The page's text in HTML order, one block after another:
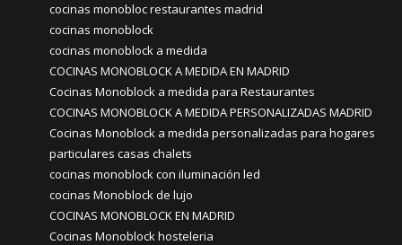
cocinas monobloc restaurantes madrid
cocinas monoblock
cocinas monoblock a medida
COCINAS MONOBLOCK A MEDIDA EN MADRID
Cocinas Monoblock a medida para Restaurantes
COCINAS MONOBLOCK A MEDIDA PERSONALIZADAS MADRID
Cocinas Monoblock a medida personalizadas para hogares
particulares casas chalets
cocinas monoblock con iluminación led
cocinas Monoblock de lujo
COCINAS MONOBLOCK EN MADRID
Cocinas Monoblock hosteleria